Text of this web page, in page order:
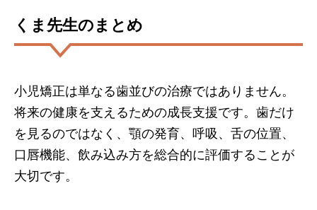
くま先生のまとめ
小児矯正は単なる歯並びの治療ではありません。
将来の健康を支えるための成長支援です。歯だけ
を見るのではなく、顎の発育、呼吸、舌の位置、
口唇機能、飲み込み方を総合的に評価することが
大切です。